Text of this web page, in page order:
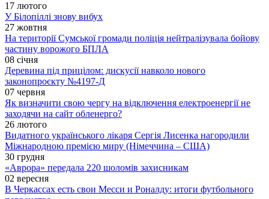
17 лютого
У Білопіллі знову вибух
27 жовтня
На території Сумської громади поліція нейтралізувала бойову
частину ворожого БПЛА
08 січня
Деревина під прицілом: дискусії навколо нового
законопроєкту №4197-Д
07 червня
Як визначити свою чергу на відключення електроенергії не
заходячи на сайт обленерго?
26 лютого
Видатного українського лікаря Сергія Лисенка нагородили
Міжнародною премією миру (Німеччина – США)
30 грудня
«Аврора» передала 220 шоломів захисникам
02 вересня
В Черкассах есть свои Месси и Роналду: итоги футбольного